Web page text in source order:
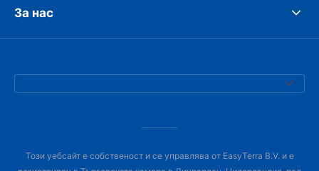
За нас
Този уебсайт е собственост и се управлява от EasyTerra B.V. и е